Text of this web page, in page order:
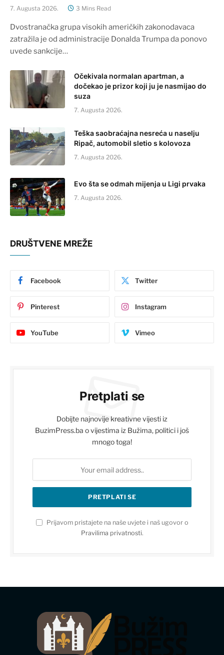
7. Augusta 2026. 3 Mins Read
Dvostranačka grupa visokih američkih zakonodavaca
zatražila je od administracije Donalda Trumpa da ponovo
uvede sankcije…
Očekivala normalan apartman, a
dočekao je prizor koji ju je nasmijao do
suza
7. Augusta 2026.
Teška saobraćajna nesreća u naselju
Ripač, automobil sletio s kolovoza
7. Augusta 2026.
Evo šta se odmah mijenja u Ligi prvaka
7. Augusta 2026.
DRUŠTVENE MREŽE
Facebook Twitter
Pinterest Instagram
YouTube Vimeo
Pretplati se
Dobijte najnovije kreativne vijesti iz
BuzimPress.ba o vijestima iz Bužima, politici i još
mnogo toga!
Prijavom pristajete na naše uvjete i naš ugovor o
Pravilima privatnosti.